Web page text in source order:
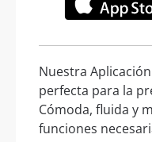
Nuestra
perfecta para la
Cómoda, fluida y
funciones